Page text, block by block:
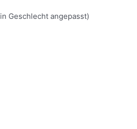
Geschlecht angepasst)